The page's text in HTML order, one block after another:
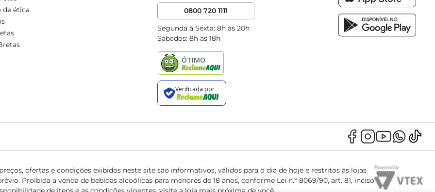
de ética
0800 720 1111
Segunda à Sexta: 8h às 20h
Sábados: 8h às 18h
ofertas e condições exibidos neste site são informativos, válidos para o dia de hoje e restritos às lojas
Proibida a venda de bebidas alcoólicas para menores de 18 anos, conforme Lei n.º 8069/90, art. 81, inciso